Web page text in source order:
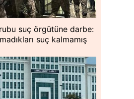
suç örgütüne darbe:
suç kalmamış